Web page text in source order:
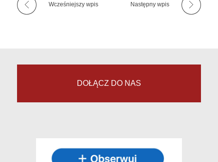
Wcześniejszy wpis Następny wpis
DOŁĄCZ DO NAS